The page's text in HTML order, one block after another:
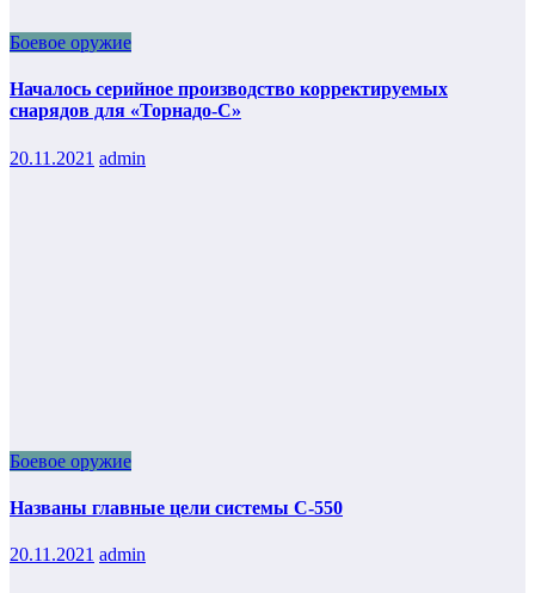
Боевое оружие
Началось серийное производство корректируемых
снарядов для «Торнадо-С»
20.11.2021 admin
Боевое оружие
Названы главные цели системы С-550
20.11.2021 admin